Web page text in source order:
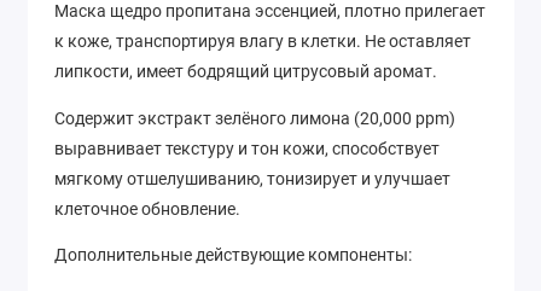
Маска щедро пропитана эссенцией, плотно прилегает
к коже, транспортируя влагу в клетки. Не оставляет
липкости, имеет бодрящий цитрусовый аромат.
Содержит экстракт зелёного лимона (20,000 ppm)
выравнивает текстуру и тон кожи, способствует
мягкому отшелушиванию, тонизирует и улучшает
клеточное обновление.
Дополнительные действующие компоненты: